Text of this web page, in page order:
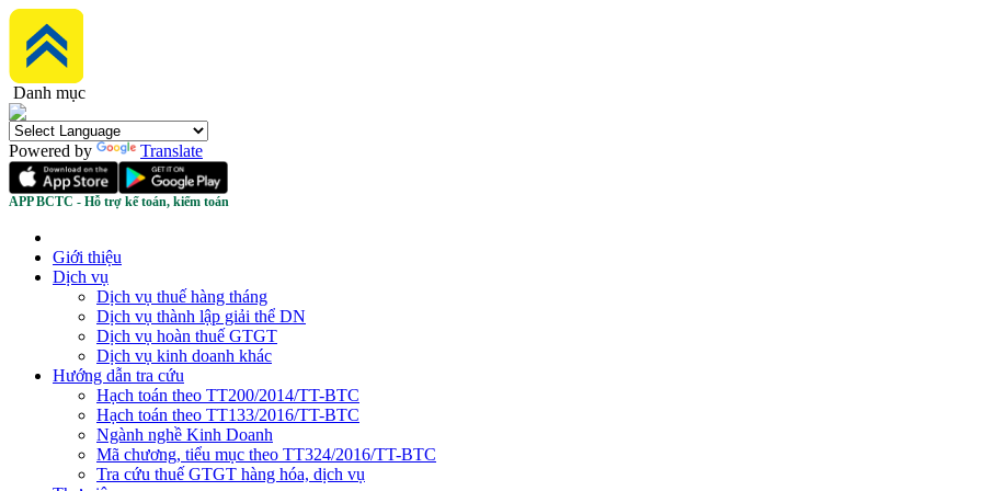
Danh mục
Powered by Translate
APP BCTC - Hỗ trợ kế toán, kiểm toán
Giới thiệu
Dịch vụ
Dịch vụ thuế hàng tháng
Dịch vụ thành lập giải thể DN
Dịch vụ hoàn thuế GTGT
Dịch vụ kinh doanh khác
Hướng dẫn tra cứu
Hạch toán theo TT200/2014/TT-BTC
Hạch toán theo TT133/2016/TT-BTC
Ngành nghề Kinh Doanh
Mã chương, tiểu mục theo TT324/2016/TT-BTC
Tra cứu thuế GTGT hàng hóa, dịch vụ